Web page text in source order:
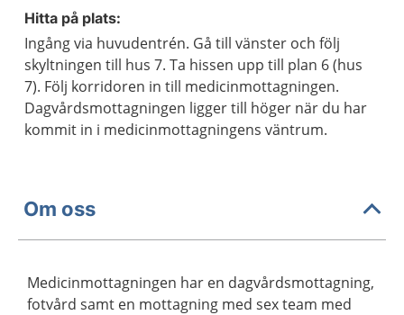
Hitta på plats:
Ingång via huvudentrén. Gå till vänster och följ
skyltningen till hus 7. Ta hissen upp till plan 6 (hus
7). Följ korridoren in till medicinmottagningen.
Dagvårdsmottagningen ligger till höger när du har
kommit in i medicinmottagningens väntrum.
Om oss
Medicinmottagningen har en dagvårdsmottagning,
fotvård samt en mottagning med sex team med